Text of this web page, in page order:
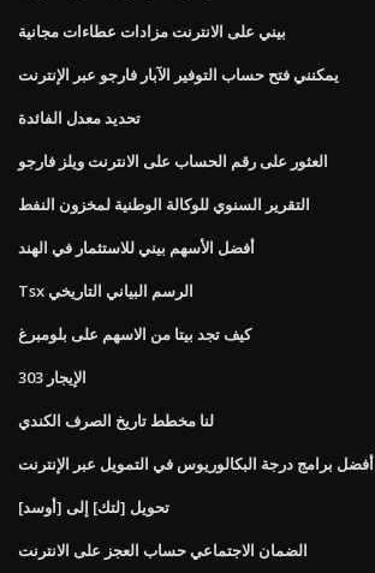
بيني على الانترنت مزادات عطاءات مجانية
يمكنني فتح حساب التوفير الآبار فارجو عبر الإنترنت
تحديد معدل الفائدة
العثور على رقم الحساب على الانترنت ويلز فارجو
التقرير السنوي للوكالة الوطنية لمخزون النفط
أفضل الأسهم بيني للاستثمار في الهند
Tsx الرسم البياني التاريخي
كيف تجد بيتا من الاسهم على بلومبرغ
الإيجار 303
لنا مخطط تاريخ الصرف الكندي
أفضل برامج درجة البكالوريوس في التمويل عبر الإنترنت
تحويل [لتك] إلى [أوسد]
الضمان الاجتماعي حساب العجز على الانترنت